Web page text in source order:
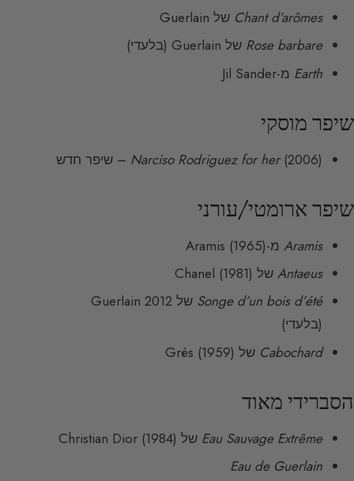
Chant d’arômes של Guerlain
Rose barbare של Guerlain (בלעדי)
Earth מ-Jil Sander
שיפר מוסקי
Narciso Rodriguez for her(2006) – שיפר חדש
שיפר ארומטי/עורני
Aramis מ-Aramis (1965)
Antaeus של Chanel (1981)
Songe d’un bois d’été
של Guerlain 2012
(בלעדי)
Cabochard של Grès (1959)
הסברידי מאוד
Eau Sauvage Extrême של Christian Dior (1984)
Eau de Guerlain